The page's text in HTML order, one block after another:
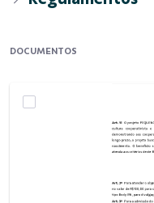
DOCUMENTOS